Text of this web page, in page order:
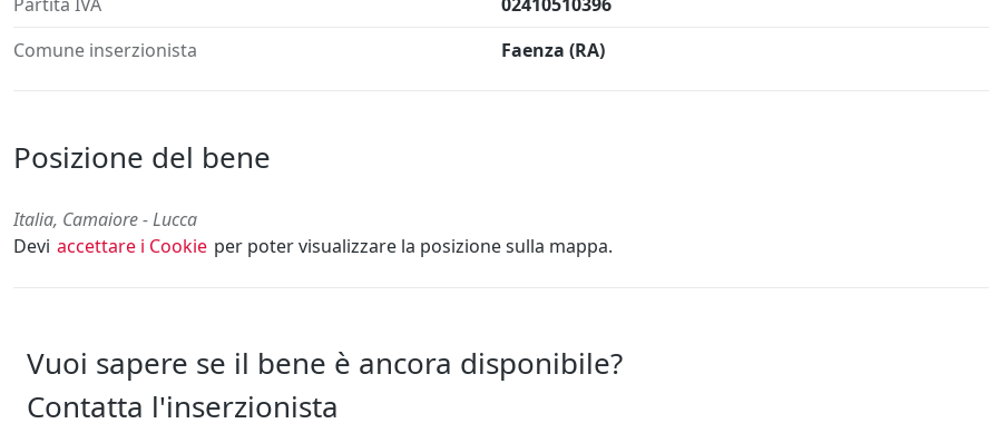
Comune inserzionista
Faenza (RA)
Posizione del bene
Italia, Camaiore - Lucca
Devi accettare i Cookie per poter visualizzare la posizione sulla mappa.
Vuoi sapere se il bene è ancora disponibile?
Contatta l'inserzionista